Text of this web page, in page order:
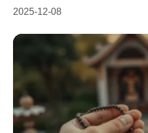
2025-12-08